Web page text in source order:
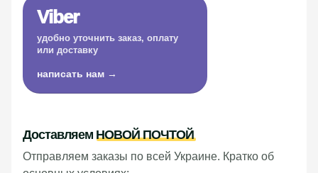
Viber
удобно уточнить заказ, оплату
или доставку
написать нам →
Доставляем НОВОЙ ПОЧТОЙ
Отправляем заказы по всей Украине. Кратко об